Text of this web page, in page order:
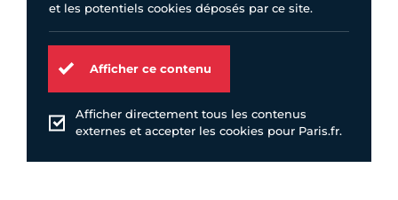
et les potentiels cookies déposés par ce site.
Afficher ce contenu
Afficher directement tous les contenus
externes et accepter les cookies pour Paris.fr.